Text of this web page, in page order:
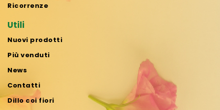
Ricorrenze
Utili
Nuovi prodotti
Più venduti
News
Contatti
Dillo coi fiori